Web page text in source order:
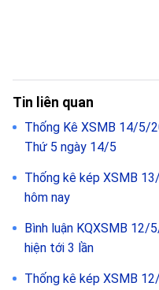
Tin liên quan
Thống Kê XSMB 14/5/
Thứ 5 ngày 14/5
Thống kê kép XSMB
hôm nay
Bình luận KQXSMB
hiện tới 3 lần
Thống kê kép XSMB